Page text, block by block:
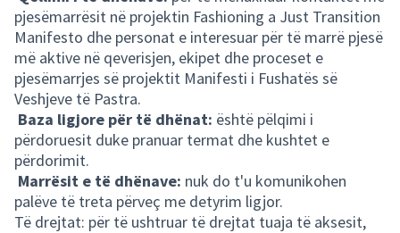
pjesëmarrësit në projektin Fashioning a Just Transition
Manifesto dhe personat e interesuar për të marrë pjesë
më aktive në qeverisjen, ekipet dhe proceset e
pjesëmarrjes së projektit Manifesti i Fushatës së
Veshjeve të Pastra.
Baza ligjore për të dhënat: është pëlqimi i
përdoruesit duke pranuar termat dhe kushtet e
përdorimit.
Marrësit e të dhënave: nuk do t'u komunikohen
palëve të treta përveç me detyrim ligjor.
Të drejtat: për të ushtruar të drejtat tuaja të aksesit,